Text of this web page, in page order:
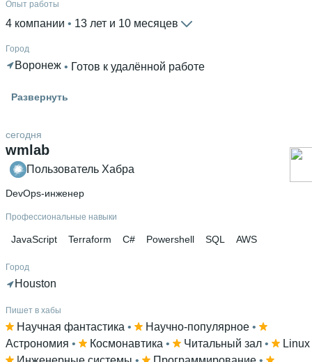
Опыт работы
4 компании 13 лет и 10 месяцев
Город
Воронеж • Готов к удалённой работе
Знание языков
Развернуть
wmlab
сегодня
Пользователь Хабра
DevOps-инженер
Профессиональные навыки
JavaScript Terraform C# Powershell SQL AWS
Город
Houston
Пишет в хабы
Научная фантастика • Научно-популярное •
Астрономия • Космонавтика • Читальный зал • Linux